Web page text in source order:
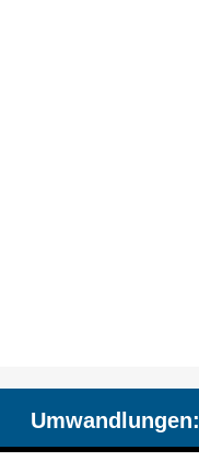
Umwandlungen: